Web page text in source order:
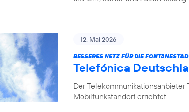
12. Mai 2026
BESSERES NETZ FÜR DIE
Telefónica
Der
Mobilfunkstandort errichtet